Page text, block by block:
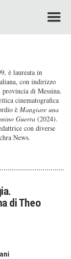
è laureata in
con indirizzo
di Messina.
cinematografica
èMangiare una
Guerra (2024).
con diverse
News.
di Theo